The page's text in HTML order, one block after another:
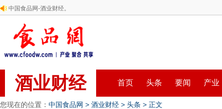
中国食品网-酒业财经。
酒业财经 首页 头条 要闻 产业
您现在的位置： 中国食品网 > 酒业财经 > 头条 > 正文